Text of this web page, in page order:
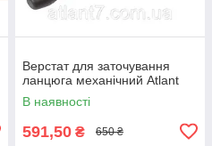
Верстат для заточування
ланцюга механічний Atlant
В наявності
591,50 ₴ 650 ₴